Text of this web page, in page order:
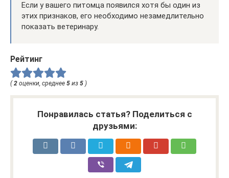
Если у вашего питомца появился хотя бы один из
этих признаков, его необходимо незамедлительно
показать ветеринару.
Рейтинг
( 2 оценки, среднее 5 из 5 )
Понравилась статья? Поделиться с
друзьями: